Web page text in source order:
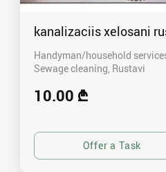
kanalizaciis xelosani
Handyman/household
Sewage cleaning Rustavi
10.00 ₾